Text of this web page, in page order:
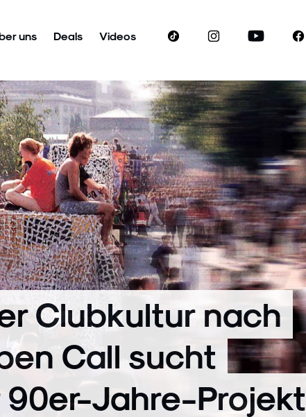
uns Deals Videos
Clubkultur nach
Call sucht
Jahre-Projekt